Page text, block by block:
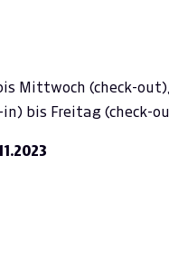
Mittwoch (check-
bis Freitag (check-